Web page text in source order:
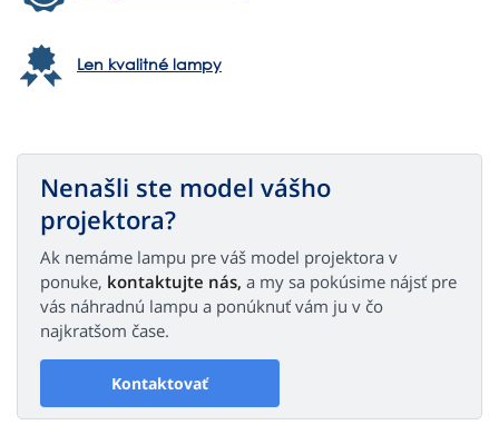
Len kvalitné lampy
Nenašli ste model vášho
projektora?
Ak nemáme lampu pre váš model projektora v
ponuke, kontaktujte nás, a my sa pokúsime nájsť pre
vás náhradnú lampu a ponúknuť vám ju v čo
najkratšom čase.
Kontaktovať